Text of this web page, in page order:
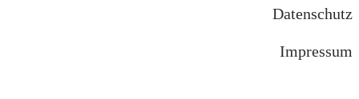
Datenschutz
Impressum